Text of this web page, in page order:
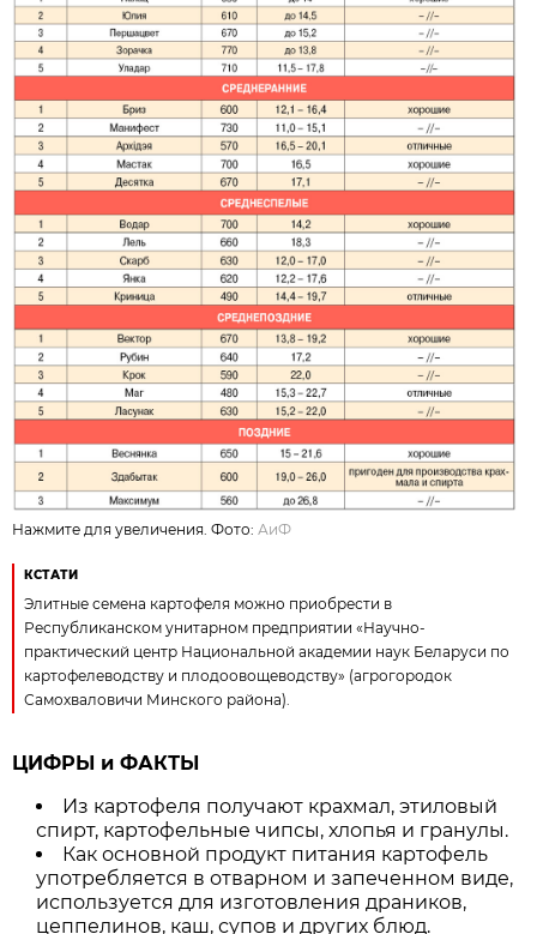
Нажмите для увеличения. Фото:АиФ
КСТАТИ
Элитные семена картофеля можно приобрести в
Республиканском унитарном предприятии «Научно-
практический центр Национальной академии наук Беларуси по
картофелеводству и плодоовощеводству» (агрогородок
Самохваловичи Минского района).
ЦИФРЫ и ФАКТЫ
Из картофеля получают крахмал, этиловый
спирт, картофельные чипсы, хлопья и гранулы.
Как основной продукт питания картофель
употребляется в отварном и запеченном виде,
используется для изготовления драников,
цеппелинов, каш, супов и других блюд.